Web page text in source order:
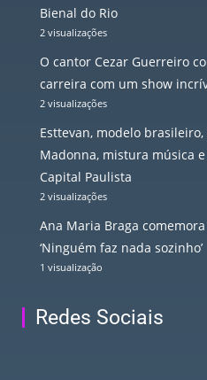
Bienal do Rio
2 visualizações
O cantor Cezar Guerreiro
carreira com um show
2 visualizações
Esttevan, modelo
Madonna, mistura música
Capital Paulista
2 visualizações
Ana Maria Braga
‘Ninguém faz nada sozinho’
1 visualização
Redes Sociais